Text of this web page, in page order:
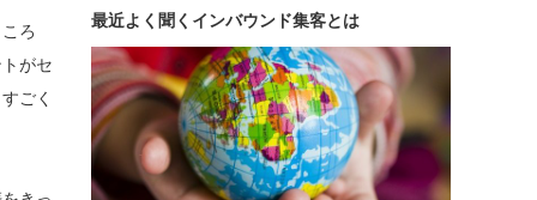
ろ
がセ
ごく
最近よく聞くインバウンド集客とは